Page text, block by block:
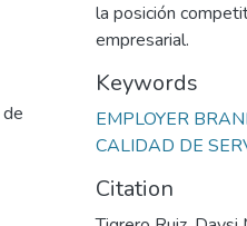
la posición
empresarial.
Keywords
EMPLOYER
CALIDAD DE
Citation